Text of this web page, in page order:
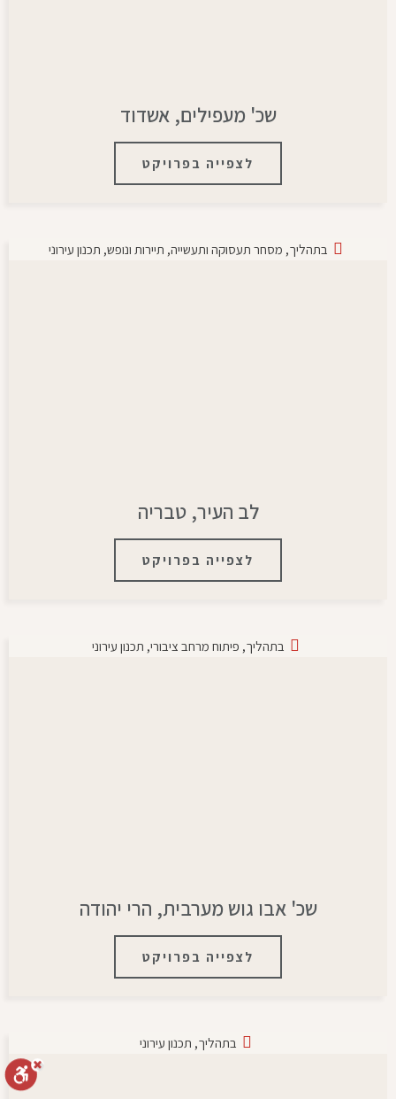
שכ' מעפילים, אשדוד
לצפייה בפרויקט
בתהליך, מסחר תעסוקה ותעשייה, תיירות ונופש, תכנון עירוני
לב העיר, טבריה
לצפייה בפרויקט
בתהליך, פיתוח מרחב ציבורי, תכנון עירוני
שכ' אבו גוש מערבית, הרי יהודה
לצפייה בפרויקט
בתהליך, תכנון עירוני